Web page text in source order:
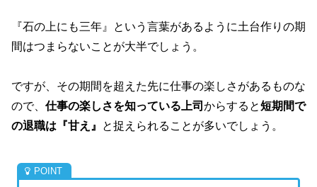
『石の上にも三年』という言葉があるように土台作りの期
間はつまらないことが大半でしょう。
ですが、その期間を超えた先に仕事の楽しさがあるものな
ので、 仕事の楽しさを知っている上司からすると短期間で
の退職は『甘え』 と捉えられることが多いでしょう。